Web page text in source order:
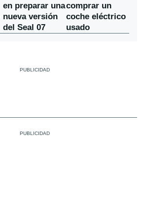
en preparar una
nueva versión
del Seal 07
comprar un
coche eléctrico
usado